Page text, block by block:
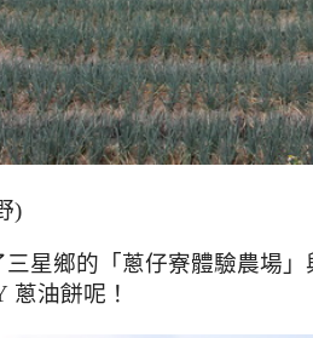
)
三星鄉的「蔥仔寮體驗農場
蔥油餅呢！